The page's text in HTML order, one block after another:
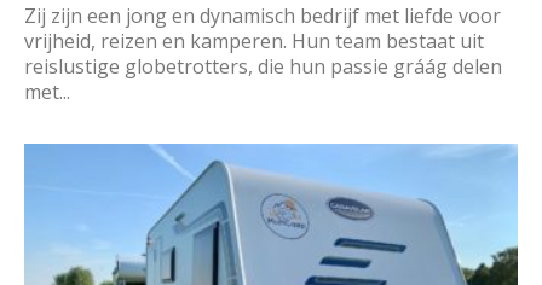
Zij zijn een jong en dynamisch bedrijf met liefde voor
vrijheid, reizen en kamperen. Hun team bestaat uit
reislustige globetrotters, die hun passie gráág delen
met...